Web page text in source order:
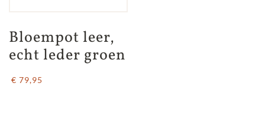
Bloempot leer,
echt leder groen
€ 79,95